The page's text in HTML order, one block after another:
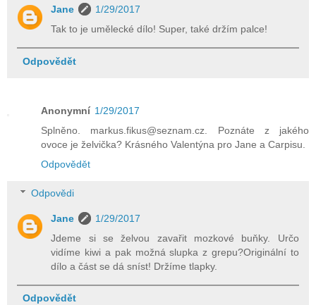
Jane
1/29/2017
Tak to je umělecké dílo! Super, také držím palce!
Odpovědět
Anonymní 1/29/2017
Splněno. markus.fikus@seznam.cz. Poznáte z jakého
ovoce je želvička? Krásného Valentýna pro Jane a Carpisu.
Odpovědět
Odpovědi
Jane
1/29/2017
Jdeme si se želvou zavařit mozkové buňky. Určo
vidíme kiwi a pak možná slupka z grepu?Originální to
dílo a část se dá sníst! Držíme tlapky.
Odpovědět